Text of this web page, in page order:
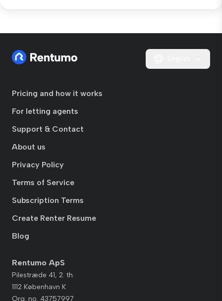
Pricing and how it works
For letting agents
Support & Contact
About us
Privacy Policy
Terms of Service
Subscription Terms
Create Renter Resume
Blog
Rentumo ApS
Pilestræde 41, 2. th.
1112 København K
Org. no. 43757997